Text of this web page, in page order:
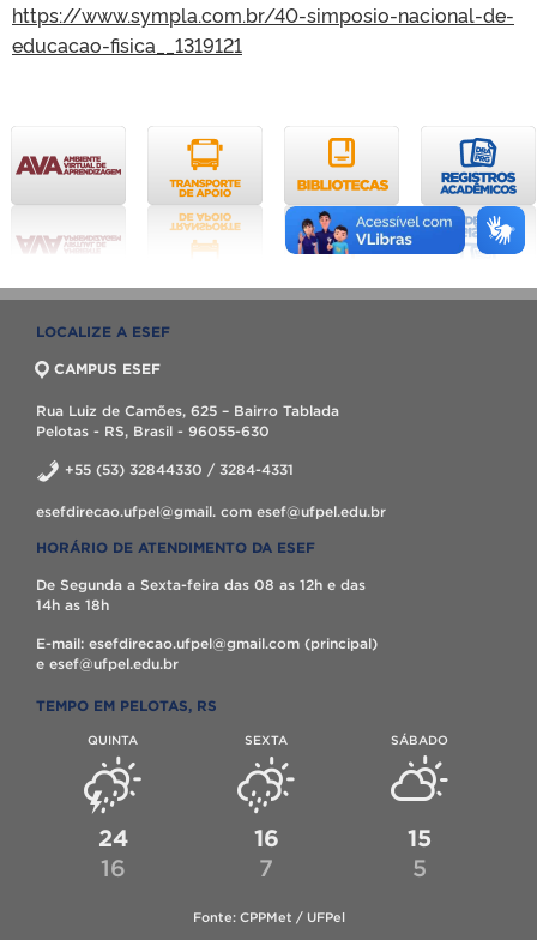
https://www.sympla.com.br/40-simposio-nacional-de-
educacao-fisica__1319121
LOCALIZE A ESEF
CAMPUS ESEF
Rua Luiz de Camões, 625 – Bairro Tablada
Pelotas - RS, Brasil - 96055-630
+55 (53) 32844330 / 3284-4331
esefdirecao.ufpel@gmail. com esef@ufpel.edu.br
HORÁRIO DE ATENDIMENTO DA ESEF
De Segunda a Sexta-feira das 08 as 12h e das
14h as 18h
E-mail: esefdirecao.ufpel@gmail.com (principal)
e esef@ufpel.edu.br
TEMPO EM PELOTAS, RS
QUINTA
24
16
SEXTA
16
7
SÁBADO
15
5
Fonte: CPPMet / UFPel